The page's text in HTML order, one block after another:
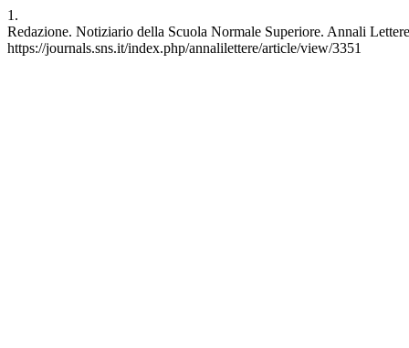
1.
Redazione. Notiziario della Scuola Normale Superiore. Annali
https://journals.sns.it/index.php/annalilettere/article/view/3351